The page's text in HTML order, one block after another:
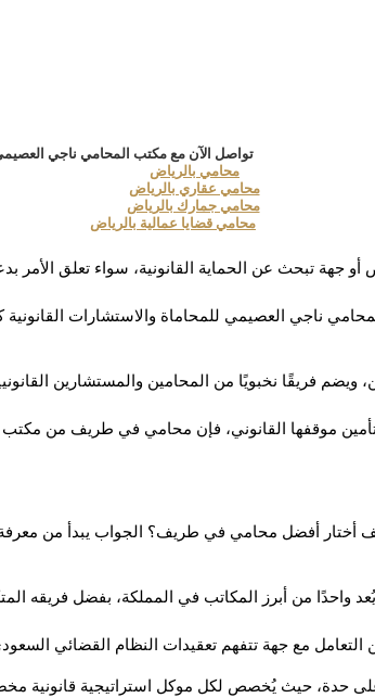
تواصل الآن مع مكتب المحامي ناجي
محامي بالرياض
محامي عقاري بالرياض
محامي جمارك بالرياض
محامي قضايا عمالية بالرياض
تبحث عن الحماية القانونية، سواء تعلق الأمر
فريقًا نخبويًا من المحامين والمستشارين
من أبرز المكاتب في المملكة، بفضل فريقه
على حدة، حيث يُخصص لكل موكل استراتيجية